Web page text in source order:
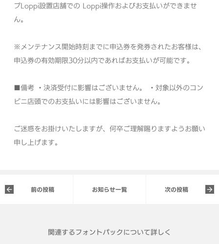
プLoppi設置店舗での Loppi操作およびお支払いができませ
ん。
※メンテナンス開始時刻までに申込券を発券されたお客様は、
申込券の有効期限30分以内であればお支払いが可能です。
■備考 ・決済受付に影響はございません。
・対象以外のコン
ビニ店頭でのお支払いには影響はございません。
ご迷惑をお掛けいたしますが、何卒ご理解賜りますようお願い
申し上げます。
前の投稿 お知らせ一覧 次の投稿
関連するフォントパックについて詳しく